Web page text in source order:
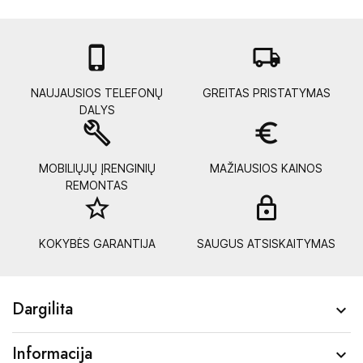

NAUJAUSIOS TELEFONŲ
DALYS
local_shipping
GREITAS PRISTATYMAS
build
MOBILIŲJŲ ĮRENGINIŲ
REMONTAS
euro_symbol
MAŽIAUSIOS KAINOS
star_border
KOKYBĖS GARANTIJA SAUGUS ATSISKAITYMAS
Dargilita 
Informacija 